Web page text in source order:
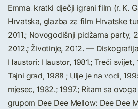
Emma, kratki dječji igrani film (r. K.
Hrvatska, glazba za film Hrvatske
2011.; Novogodišnji pidžama party,
2012.; Životinje, 2012. —
Haustori: Haustor, 1981.; Treći svijet,
Tajni grad, 1988.; Ulje je na vodi,
mjesec, 1982.; 1997.; Ritam sa
grupom Dee Dee Mellow: Dee Dee